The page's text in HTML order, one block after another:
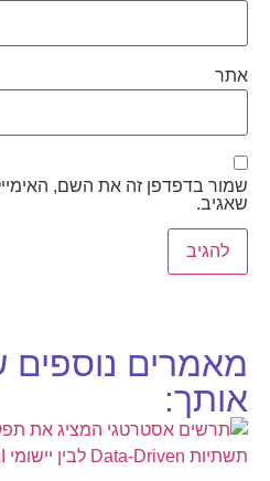
אתר
שמור בדפדפן זה את השם,
שאגיב.
מאמרים נוספים
אותך: